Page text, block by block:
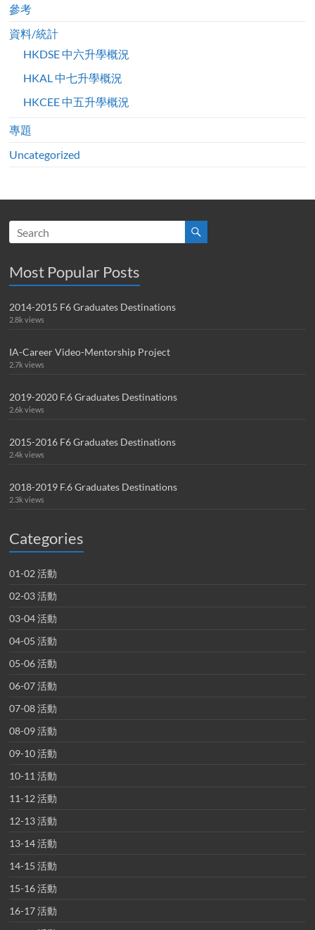
參考
資料/統計
HKDSE 中六升學概況
HKAL 中七升學概況
HKCEE 中五升學概況
專題
Uncategorized
Most Popular Posts
2014-2015 F6 Graduates Destinations
2.8k views
IA-Career Video-Mentorship Project
2.7k views
2019-2020 F.6 Graduates Destinations
2.6k views
2015-2016 F6 Graduates Destinations
2.4k views
2018-2019 F.6 Graduates Destinations
2.3k views
Categories
01-02 活動
02-03 活動
03-04 活動
04-05 活動
05-06 活動
06-07 活動
07-08 活動
08-09 活動
09-10 活動
10-11 活動
11-12 活動
12-13 活動
13-14 活動
14-15 活動
15-16 活動
16-17 活動